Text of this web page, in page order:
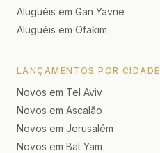
Aluguéis em Gan Yavne
Aluguéis em Ofakim
LANÇAMENTOS POR CIDADE
Novos em Tel Aviv
Novos em Ascalão
Novos em Jerusalém
Novos em Bat Yam